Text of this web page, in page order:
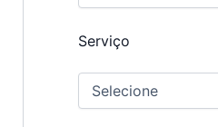
Serviço